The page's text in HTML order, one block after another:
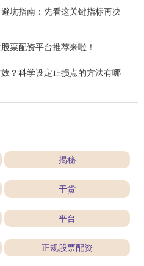
坑指南：先看这关键指标再决
票配资平台推荐来啦！
？科学设定止损点的方法有哪
揭秘
干货
平台
正规股票配资